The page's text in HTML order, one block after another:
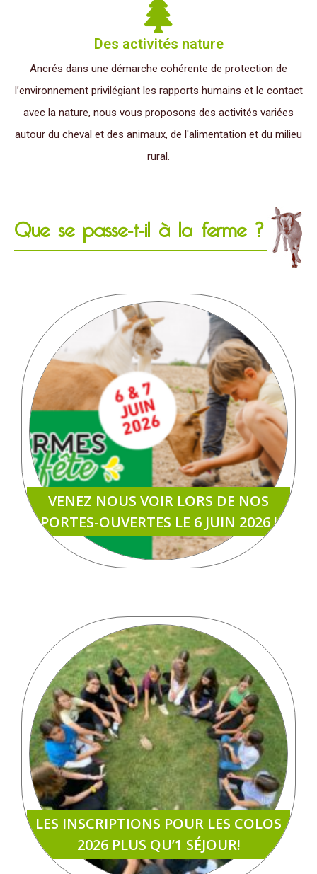
Des activités nature
Ancrés dans une démarche cohérente de protection de
l’environnement privilégiant les rapports humains et le contact
avec la nature, nous vous proposons des activités variées
autour du cheval et des animaux, de l'alimentation et du milieu
rural.
Que se passe-t-il à la ferme ?
VENEZ NOUS VOIR LORS DE NOS
PORTES-OUVERTES LE 6 JUIN 2026 !
LES INSCRIPTIONS POUR LES COLOS
2026 PLUS QU’1 SÉJOUR!